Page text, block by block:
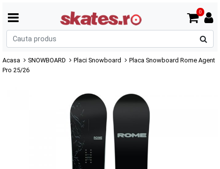
0
Acasa SNOWBOARD Placi Snowboard
Placa Snowboard Rome Agent
Pro 25/26